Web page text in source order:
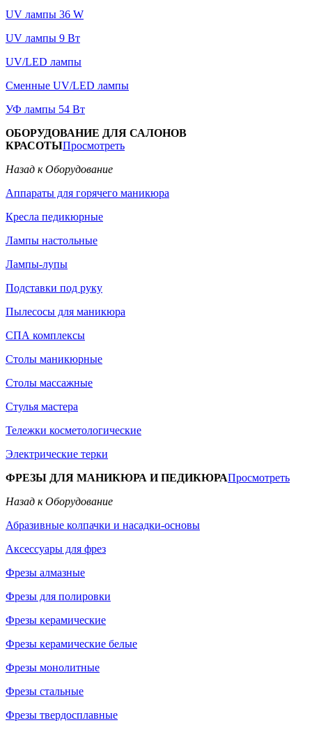
UV лампы 36 W
UV лампы 9 Вт
UV/LED лампы
Сменные UV/LED лампы
УФ лампы 54 Вт
ОБОРУДОВАНИЕ ДЛЯ САЛОНОВ
КРАСОТЫПросмотреть
Назад к Оборудование
Аппараты для горячего маникюра
Кресла педикюрные
Лампы настольные
Лампы-лупы
Подставки под руку
Пылесосы для маникюра
СПА комплексы
Столы маникюрные
Столы массажные
Стулья мастера
Тележки косметологические
Электрические терки
ФРЕЗЫ ДЛЯ МАНИКЮРА И ПЕДИКЮРАПросмотреть
Назад к Оборудование
Абразивные колпачки и насадки-основы
Аксессуары для фрез
Фрезы алмазные
Фрезы для полировки
Фрезы керамические
Фрезы керамические белые
Фрезы монолитные
Фрезы стальные
Фрезы твердосплавные